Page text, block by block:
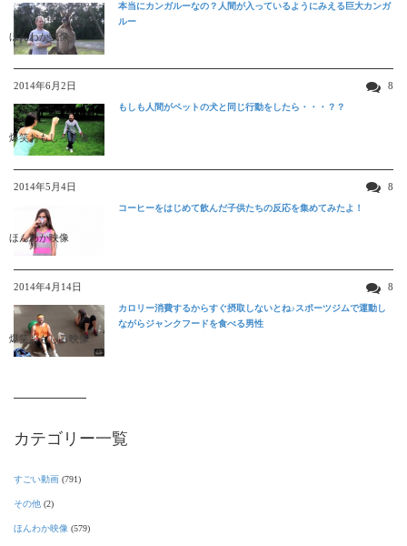
ほんわか映像
本当にカンガルーなの？人間が入っているようにみえる巨大カンガ
ルー
2014年6月2日 8
爆笑おもしろ映像
もしも人間がペットの犬と同じ行動をしたら・・・？？
2014年5月4日 8
ほんわか映像
コーヒーをはじめて飲んだ子供たちの反応を集めてみたよ！
2014年4月14日 8
爆笑おもしろ映像
カロリー消費するからすぐ摂取しないとね♪スポーツジムで運動し
ながらジャンクフードを食べる男性
カテゴリー一覧
すごい動画 (791)
その他 (2)
ほんわか映像 (579)